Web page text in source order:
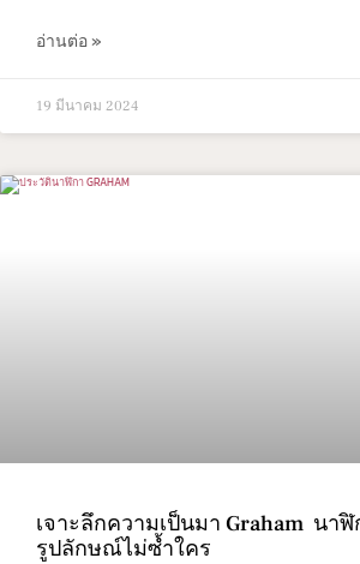
อ่านต่อ »
19 มีนาคม 2024
เจาะลึกความเป็นมา Graham นา
รูปลักษณ์ไม่ซ้ำใคร